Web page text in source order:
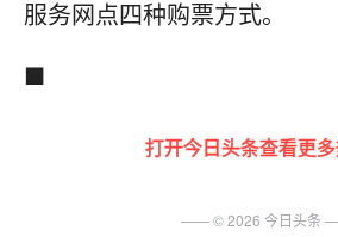
服务网点四种购票方式。
■
打开今日头条查看更
—— ©2026 今日头条